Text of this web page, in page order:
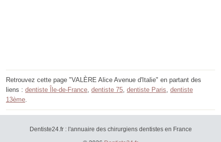
Retrouvez cette page "VALÈRE Alice Avenue d'Italie" en partant des
liens : dentiste Île-de-France, dentiste 75, dentiste Paris, dentiste
13ème.
Dentiste24.fr : l'annuaire des chirurgiens dentistes en France